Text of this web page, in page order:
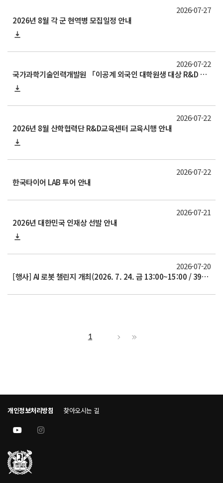
2026년 8월 각 군 현역병 모집일정 안내
2026-07-27
국가과학기술인력개발원 「이공계 외국인 대학원생 대상 R&D 기본 교육」안내 (2026 The first Required R&D Training for International researchers)
2026-07-22
2026년 8월 산학협력단 R&D교육센터 교육시행 안내
2026-07-22
한국타이어 LAB 투어 안내
2026-07-22
2026년 대한민국 인재상 선발 안내
2026-07-21
[행사] AI 로봇 챌린지 개최(2026. 7. 24. 금 13:00~15:00 / 39동 지하2층)
2026-07-20
1
개인정보처리방침 찾아오시는 길